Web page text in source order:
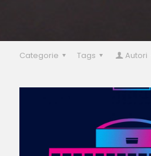
Categorie Tags Autori